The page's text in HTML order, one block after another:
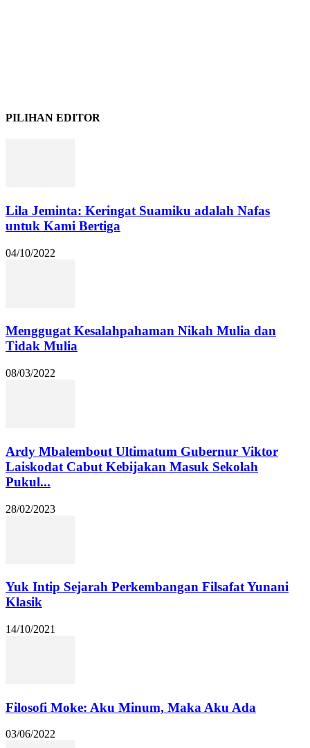
PILIHAN EDITOR
Lila Jeminta: Keringat Suamiku adalah Nafas
untuk Kami Bertiga
04/10/2022
Menggugat Kesalahpahaman Nikah Mulia dan
Tidak Mulia
08/03/2022
Ardy Mbalembout Ultimatum Gubernur Viktor
Laiskodat Cabut Kebijakan Masuk Sekolah
Pukul...
28/02/2023
Yuk Intip Sejarah Perkembangan Filsafat Yunani
Klasik
14/10/2021
Filosofi Moke: Aku Minum, Maka Aku Ada
03/06/2022